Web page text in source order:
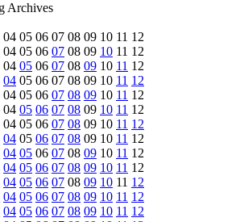
Archives
04 05 06 07 08 09 10 11 12
04 05 06 07 08 09 10 11 12
04 05 06 07 08 09 10 11 12
04 05 06 07 08 09 10 11 12
04 05 06 07 08 09 10 11 12
04 05 06 07 08 09 10 11 12
04 05 06 07 08 09 10 11 12
04 05 06 07 08 09 10 11 12
04 05 06 07 08 09 10 11 12
04 05 06 07 08 09 10 11 12
04 05 06 07 08 09 10 11 12
04 05 06 07 08 09 10 11 12
04 05 06 07 08 09 10 11 12